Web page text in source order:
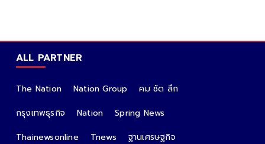
ALL PARTNER
The Nation Nation Group
คม ชัด ลึก
กรุงเทพธุรกิจ
Nation
Spring News
Thainewsonline
Tnews ฐานเศรษฐกิจ